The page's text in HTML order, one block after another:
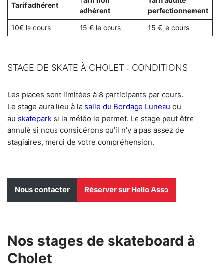
Tarif adhérent
adhérent
perfectionnement
10€ le cours 15 € le cours 15 € le cours
STAGE DE SKATE À CHOLET : CONDITIONS
Les places sont limitées à 8 participants par cours.
Le stage aura lieu à la salle du Bordage Luneau ou
au skatepark si la météo le permet. Le stage peut être
annulé si nous considérons qu’il n’y a pas assez de
stagiaires, merci de votre compréhension.
Nous contacter Réserver sur Hello Asso
Nos stages de skateboard à
Cholet